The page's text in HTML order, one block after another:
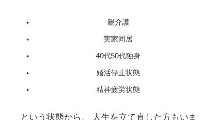
親介護
実家同居
40代50代独身
婚活停止状態
精神疲労状態
という状態から、 人生を立て直した方もいま